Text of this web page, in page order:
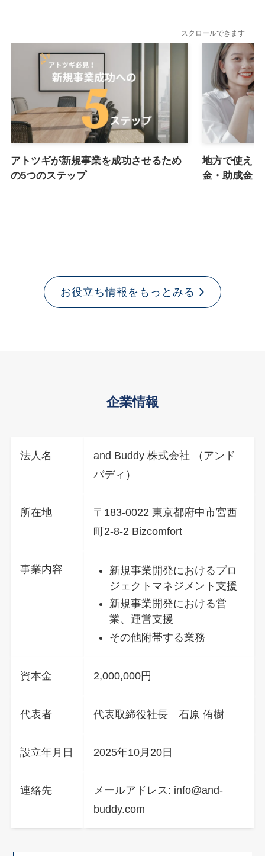
スクロールできます
アトツギが新規事業を成功させるため
の5つのステップ
地方で使え
金・助成金ま
お役立ち情報をもっとみる
企業情報
法人名
and Buddy 株式会社 （アンド
バディ）
所在地
〒183-0022 東京都府中市宮西
町2-8-2 Bizcomfort
事業内容
新規事業開発におけるプロ
ジェクトマネジメント支援
新規事業開発における営
業、運営支援
その他附帯する業務
資本金 2,000,000円
代表者 代表取締役社長 石原 侑樹
設立年月日 2025年10月20日
連絡先
メールアドレス: info@and-
buddy.com